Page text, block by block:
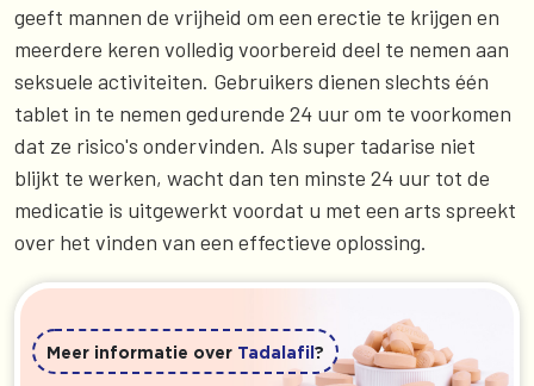
geeft mannen de vrijheid om een erectie te krijgen en
meerdere keren volledig voorbereid deel te nemen aan
seksuele activiteiten. Gebruikers dienen slechts één
tablet in te nemen gedurende 24 uur om te voorkomen
dat ze risico's ondervinden. Als super tadarise niet
blijkt te werken, wacht dan ten minste 24 uur tot de
medicatie is uitgewerkt voordat u met een arts spreekt
over het vinden van een effectieve oplossing.
Meer informatie over Tadalafil ?